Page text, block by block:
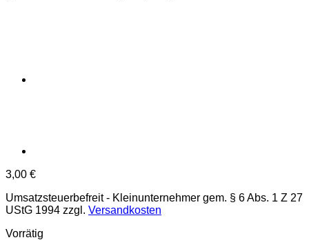
3,00 €
Umsatzsteuerbefreit - Kleinunternehmer gem. § 6 Abs. 1 Z 27
UStG 1994 zzgl. Versandkosten
Vorrätig